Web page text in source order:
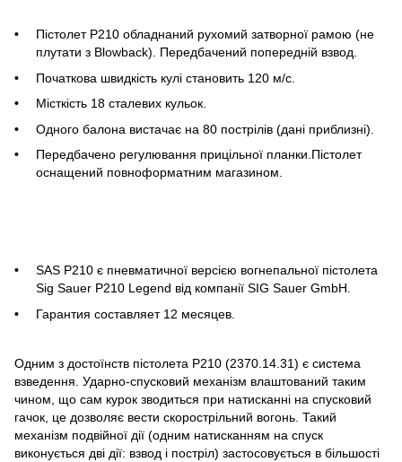
Пістолет P210 обладнаний рухомий затворної рамою (не
плутати з Blowback). Передбачений попередній взвод.
Початкова швидкість кулі становить 120 м/с.
Місткість 18 сталевих кульок.
Одного балона вистачає на 80 пострілів (дані приблизні).
Передбачено регулювання прицільної планки.Пістолет
оснащений повноформатним магазином.
SAS P210 є пневматичної версією вогнепальної пістолета
Sig Sauer P210 Legend від компанії SIG Sauer GmbH.
Гарантия составляет 12 месяцев.
Одним з достоїнств пістолета P210 (2370.14.31) є система
взведення. Ударно-спусковий механізм влаштований таким
чином, що сам курок зводиться при натисканні на спусковий
гачок, це дозволяє вести скорострільний вогонь. Такий
механізм подвійної дії (одним натисканням на спуск
виконується дві дії: взвод і постріл) застосовується в більшості